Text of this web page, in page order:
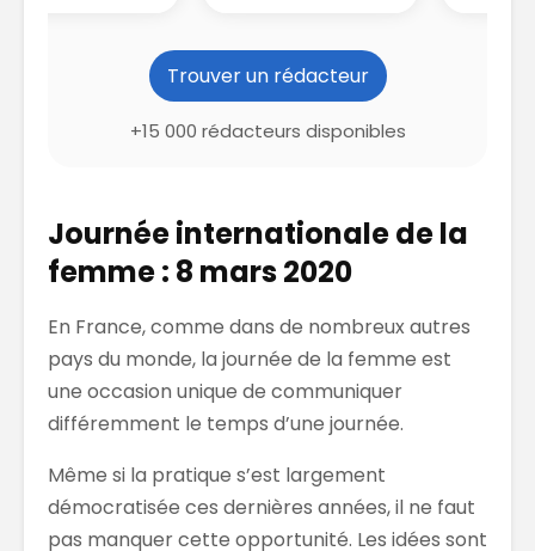
Trouver un rédacteur
+15 000 rédacteurs disponibles
Journée internationale de la
femme : 8 mars 2020
En France, comme dans de nombreux autres
pays du monde, la journée de la femme est
une occasion unique de communiquer
différemment le temps d’une journée.
Même si la pratique s’est largement
démocratisée ces dernières années, il ne faut
pas manquer cette opportunité. Les idées sont